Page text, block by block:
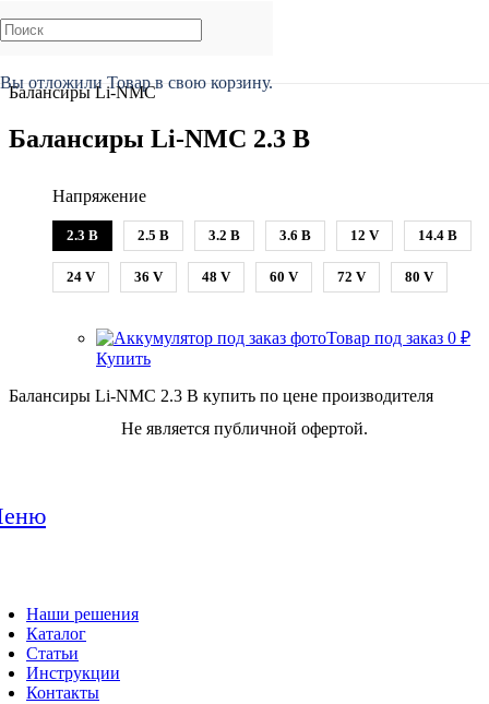
Вы отложили Товарв свою корзину.
Главная Каталог
Балансиры Li-NMC
Балансиры Li-NMC 2.3 В
Напряжение
2.3 В 2.5 В 3.2 В 3.6 В 12 V 14.4 В
24 V 36 V 48 V 60 V 72 V 80 V
Товар под заказ 0 ₽
Купить
Балансиры Li-NMC 2.3 В купить по цене производителя
Не является публичной офертой.
Наши решения
Каталог
Статьи
Инструкции
Контакты